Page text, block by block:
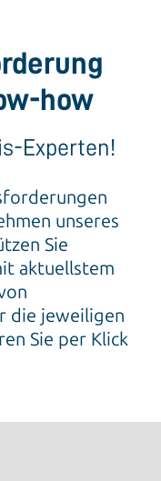
how
Experten!
unseres
Sie
aktuellstem
die jeweiligen
Sie per Klick